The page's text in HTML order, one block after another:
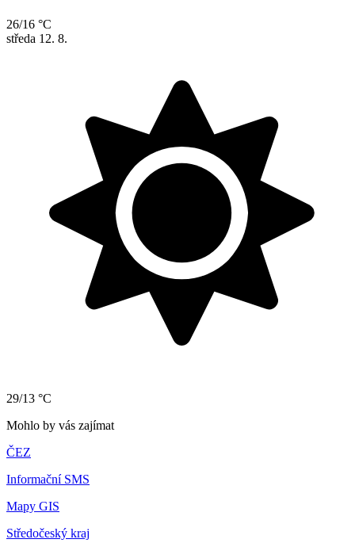
26/16 °C
středa 12. 8.
29/13 °C
Mohlo by vás zajímat
ČEZ
Informační SMS
Mapy GIS
Středočeský kraj